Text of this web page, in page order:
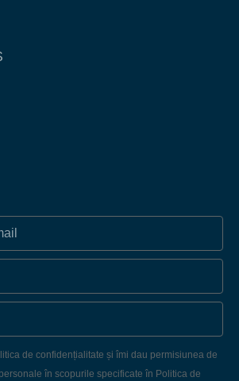
de confidențialitate și îmi dau permisiunea de
în scopurile specificate în Politica de